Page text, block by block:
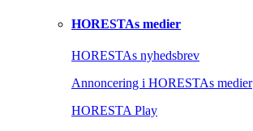
HORESTAs medier
HORESTAs nyhedsbrev
Annoncering i HORESTAs medier
HORESTA Play